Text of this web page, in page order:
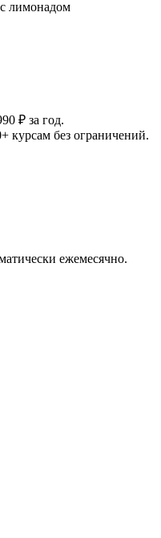
лимонадом
₽ за год.
курсам без ограничений.
ежемесячно.